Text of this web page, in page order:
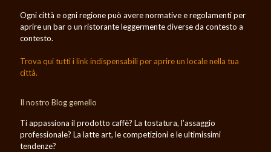
Ogni città e ogni regione può avere normative e regolamenti per
aprire un bar o un ristorante leggermente diverse da contesto a
contesto.
Trova qui tutti i link indispensabili per aprire un locale nella tua
città.
Il nostro Blog gemello
Ti appassiona il prodotto caffè? La tostatura, l’assaggio
professionale? La latte art, le competizioni e le ultimissimi
tendenze?